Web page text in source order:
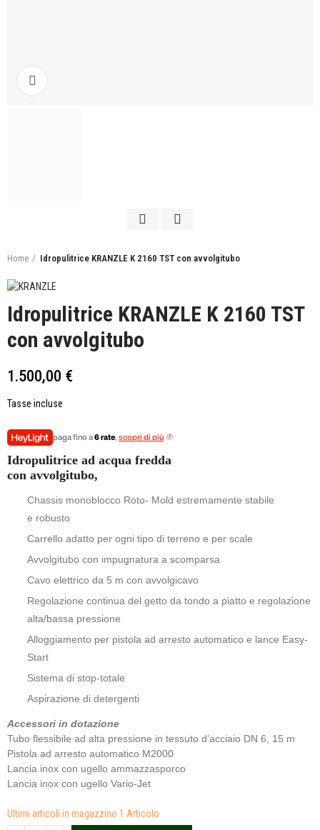
Home Idropulitrice KRANZLE K 2160 TST con avvolgitubo
Idropulitrice KRANZLE K 2160 TST
con avvolgitubo
1.500,00 €
Tasse incluse
paga fino a6 rate, scopri di più
Idropulitrice ad acqua fredda
con avvolgitubo,
Chassis monoblocco Roto- Mold estremamente stabile
e robusto
Carrello adatto per ogni tipo di terreno e per scale
Avvolgitubo con impugnatura a scomparsa
Cavo elettrico da 5 m con avvolgicavo
Regolazione continua del getto da tondo a piatto e regolazione
alta/bassa pressione
Alloggiamento per pistola ad arresto automatico e lance Easy-
Start
Sistema di stop-totale
Aspirazione di detergenti
Accessori in dotazione
Tubo flessibile ad alta pressione in tessuto d’acciaio DN 6, 15 m
Pistola ad arresto automatico M2000
Lancia inox con ugello ammazzasporco
Lancia inox con ugello Vario-Jet
Ultimi articoli in magazzino 1 Articolo